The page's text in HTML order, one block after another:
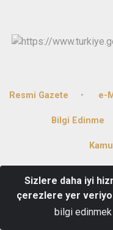
Resmi Gazete e-
Bilgi Edinme
Bağlarbaşı Mahallesi
Sizlere daha iyi
çerezlere yer
bilgi